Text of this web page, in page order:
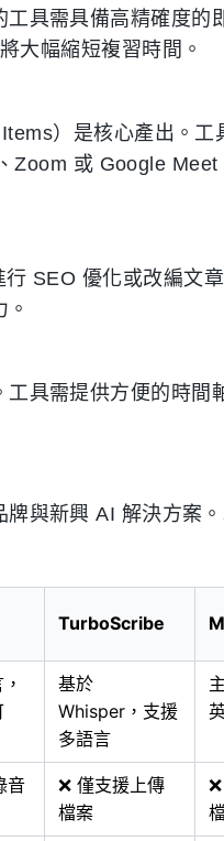
具需具備高精確度的
大幅縮短複習時間。
）是核心產出。工
Zoom 或 Google Meet
SEO 優化或改編文
具需提供方便的時間
與新興 AI 解決方案
TurboScribe
基於
Whisper，支援
多語言
音
❌ 僅支援上傳
檔案